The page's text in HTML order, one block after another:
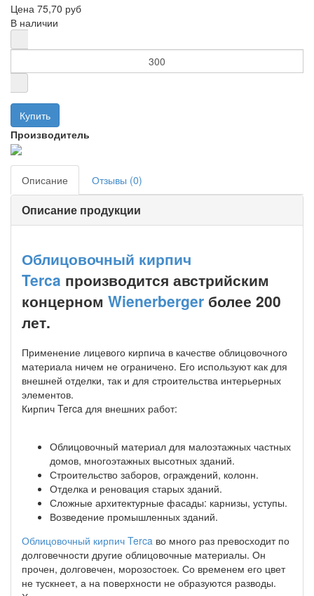
Цена 75,70 руб
В наличии
Производитель
Описание Отзывы (0)
Описание продукции
Облицовочный кирпич
Terca производится австрийским
концерном Wienerberger более 200
лет.
Применение лицевого кирпича в качестве облицовочного
материала ничем не ограничено. Его используют как для
внешней отделки, так и для строительства интерьерных
элементов.
Кирпич Terca для внешних работ:
Облицовочный материал для малоэтажных частных
домов, многоэтажных высотных зданий.
Строительство заборов, ограждений, колонн.
Отделка и реновация старых зданий.
Сложные архитектурные фасады: карнизы, уступы.
Возведение промышленных зданий.
Облицовочный кирпич Terca во много раз превосходит по
долговечности другие облицовочные материалы. Он
прочен, долговечен, морозостоек. Со временем его цвет
не тускнеет, а на поверхности не образуются разводы.